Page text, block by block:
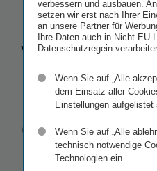
Vienna
Group
verbessern und ausbauen.
setzen wir erst nach Ihrer
an unsere Partner für
Ihre Daten auch in Nicht-
Datenschutzregein
Wenn Sie auf „Alle
dem Einsatz aller
Einstellungen aufgelistet
Wenn Sie auf „Alle
technisch notwendige
Technologien ein.